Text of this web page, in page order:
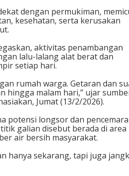
dengan permukiman,
kesehatan, serta kerusakan
aktivitas penambangan
lalu-lalang alat berat dan
setiap hari.
rumah warga. Getaran dan
hingga malam hari,” ujar
Jumat (13/2/2026).
potensi longsor dan
galian disebut berada di area
air bersih masyarakat.
hanya sekarang, tapi juga